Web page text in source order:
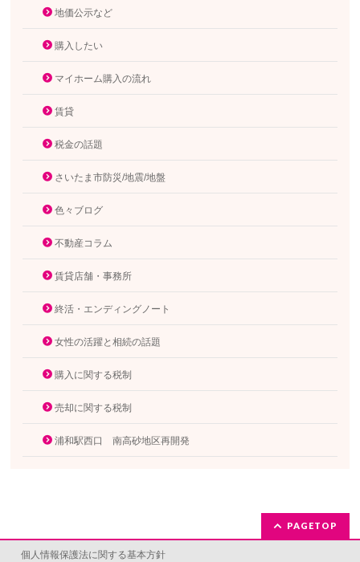
地価公示など
購入したい
マイホーム購入の流れ
賃貸
税金の話題
さいたま市防災/地震/地盤
色々ブログ
不動産コラム
賃貸店舗・事務所
終活・エンディングノート
女性の活躍と相続の話題
購入に関する税制
売却に関する税制
浦和駅西口 南高砂地区再開発
PAGETOP
個人情報保護法に関する基本方針